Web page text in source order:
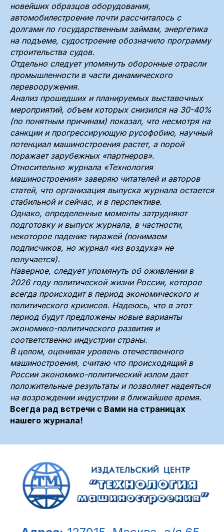
новейших образцов оборудования,
автомобилестроение почти рассчиталось с
долгами по государственным займам, энергетика
на подъеме, судостроение обозначило программу
строительства судов.
Отдельно следует упомянуть оборонные отрасли
промышленности в части динамического
перевооружения.
Анализ прошедших и планируемых выставочных
мероприятий, объем которых снизился на 30-40%
(по понятным причинам) показал, что несмотря на
санкции и прогрессирующую русофобию, научный
потенциал машиностроения растет, а порой
поражает зарубежных «партнеров».
Относительно журнала «Технология
машиностроения» заверяю читателей и авторов
статей, что организация выпуска журнала остается
стабильной и сейчас, и в перспективе.
Однако, определенные моменты затрудняют
подготовку и выпуск журнала, в частности,
некоторое падение тиражей (понимаем
подписчиков, но журнал «из воздуха» не
получается).
Наверное, следует упомянуть об оживлении в
2026 году политической жизни России, которое
всегда происходит в период экономического и
политического кризисов. Надеюсь, что в этот
период будут предложены новые варианты
экономико-политического развития и
соответственно индустрии страны.
В целом, оценивая уровень отечественного
машиностроения, считаю что происходящий в
России экономико-политический излом дает
положительные результаты и позволяет надеяться
на возрождении индустрии в ближайшее время.
Всегда рад встречи с Вами на страницах
нашего журнала!